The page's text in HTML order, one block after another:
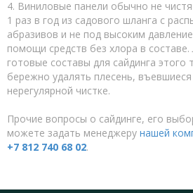
4. Виниловые панели обычно не
1 раз в год из садового шланга с
абразивов и не под высоким
помощи средств без хлора в
готовые составы для сайдинга этого
бережно удалять плесень,
нерегулярной чистке.
Прочие вопросы о сайдинге, его
можете задать менеджеру нашей
+7 812 740 68 02.